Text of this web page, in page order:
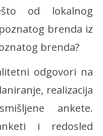
od lokalnog
brenda iz
brenda?
odgovori na
realizacija
ankete.
i redosled